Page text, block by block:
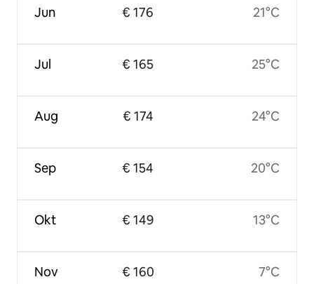
Jun
Jul
Aug
Sep
Okt
Nov
€ 176
€ 165
€ 174
€ 154
€ 149
€ 160
21°C
25°C
24°C
20°C
13°C
7°C